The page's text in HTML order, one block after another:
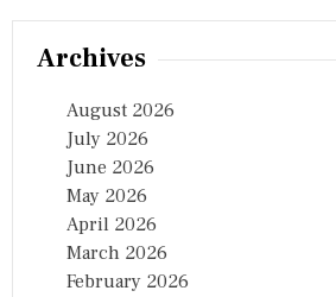
Archives
August 2026
July 2026
June 2026
May 2026
April 2026
March 2026
February 2026